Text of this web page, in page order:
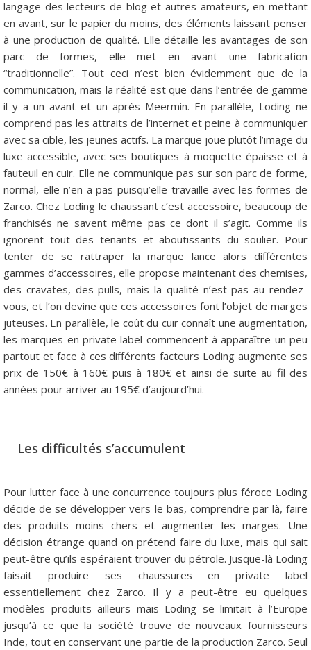
langage des lecteurs de blog et autres amateurs, en mettant
en avant, sur le papier du moins, des éléments laissant penser
à une production de qualité. Elle détaille les avantages de son
parc de formes, elle met en avant une fabrication
“traditionnelle”. Tout ceci n’est bien évidemment que de la
communication, mais la réalité est que dans l’entrée de gamme
il y a un avant et un après Meermin. En parallèle, Loding ne
comprend pas les attraits de l’internet et peine à communiquer
avec sa cible, les jeunes actifs. La marque joue plutôt l’image du
luxe accessible, avec ses boutiques à moquette épaisse et à
fauteuil en cuir. Elle ne communique pas sur son parc de forme,
normal, elle n’en a pas puisqu’elle travaille avec les formes de
Zarco. Chez Loding le chaussant c’est accessoire, beaucoup de
franchisés ne savent même pas ce dont il s’agit. Comme ils
ignorent tout des tenants et aboutissants du soulier. Pour
tenter de se rattraper la marque lance alors différentes
gammes d’accessoires, elle propose maintenant des chemises,
des cravates, des pulls, mais la qualité n’est pas au rendez-
vous, et l’on devine que ces accessoires font l’objet de marges
juteuses. En parallèle, le coût du cuir connaît une augmentation,
les marques en private label commencent à apparaître un peu
partout et face à ces différents facteurs Loding augmente ses
prix de 150€ à 160€ puis à 180€ et ainsi de suite au fil des
années pour arriver au 195€ d’aujourd’hui.
Les difficultés s’accumulent
Pour lutter face à une concurrence toujours plus féroce Loding
décide de se développer vers le bas, comprendre par là, faire
des produits moins chers et augmenter les marges. Une
décision étrange quand on prétend faire du luxe, mais qui sait
peut-être qu’ils espéraient trouver du pétrole. Jusque-là Loding
faisait produire ses chaussures en private label
essentiellement chez Zarco. Il y a peut-être eu quelques
modèles produits ailleurs mais Loding se limitait à l’Europe
jusqu’à ce que la société trouve de nouveaux fournisseurs
Inde, tout en conservant une partie de la production Zarco. Seul